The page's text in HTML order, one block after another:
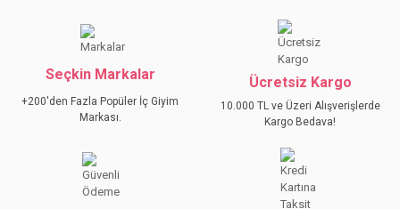
Seçkin Markalar
+200'den Fazla Popüler İç Giyim
Markası.
Ücretsiz Kargo
10.000 TL ve Üzeri Alışverişlerde
Kargo Bedava!